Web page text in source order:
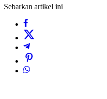
Sebarkan artikel ini